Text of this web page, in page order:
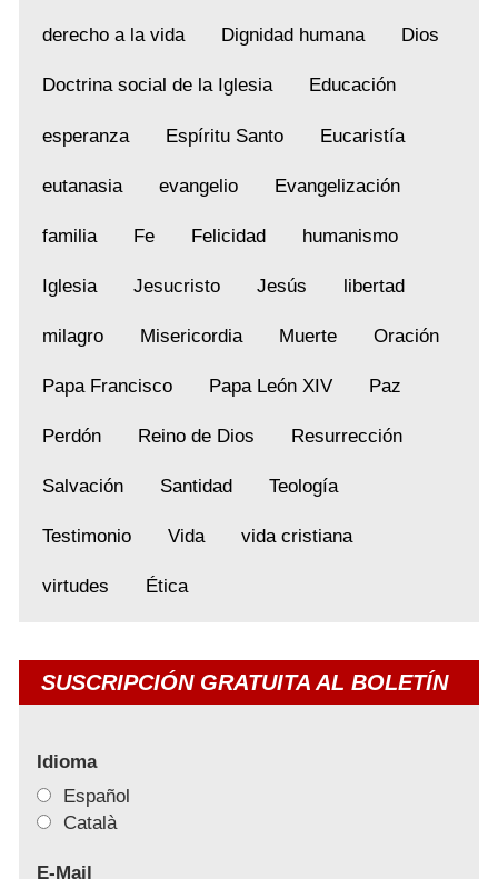
derecho a la vida Dignidad humana Dios
Doctrina social de la Iglesia Educación
esperanza Espíritu Santo Eucaristía
eutanasia evangelio Evangelización
familia Fe Felicidad humanismo
Iglesia Jesucristo Jesús libertad
milagro Misericordia Muerte Oración
Papa Francisco Papa León XIV Paz
Perdón Reino de Dios Resurrección
Salvación Santidad Teología
Testimonio Vida vida cristiana
virtudes Ética
SUSCRIPCIÓN GRATUITA AL BOLETÍN
Idioma
Español
Català
E-Mail